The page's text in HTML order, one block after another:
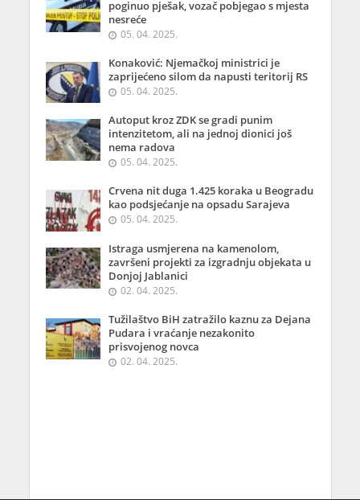
poginuo pješak, vozač pobjegao s mjesta
nesreće
05. 04. 2025.
Konaković: Njemačkoj ministrici je
zaprijećeno silom da napusti teritorij RS
05. 04. 2025.
Autoput kroz ZDK se gradi punim
intenzitetom, ali na jednoj dionici još
nema radova
05. 04. 2025.
Crvena nit duga 1.425 koraka u Beogradu
kao podsjećanje na opsadu Sarajeva
05. 04. 2025.
Istraga usmjerena na kamenolom,
završeni projekti za izgradnju objekata u
Donjoj Jablanici
02. 04. 2025.
Tužilaštvo BiH zatražilo kaznu za Dejana
Pudara i vraćanje nezakonito
prisvojenog novca
02. 04. 2025.